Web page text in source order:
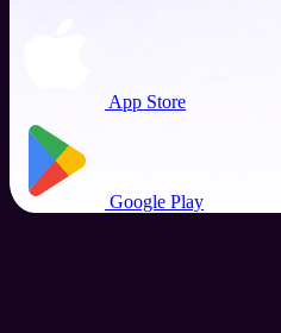
App Store
Google Play